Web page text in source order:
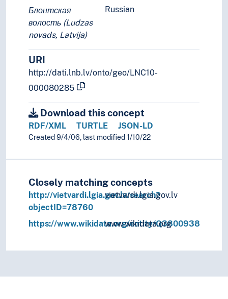
Russian
Блонтская
волость (Ludzas
novads, Latvija)
URI
http://dati.lnb.lv/onto/geo/LNC10-
000080285
Download this concept
RDF/XML TURTLE JSON-LD
Created 9/4/06, last modified 1/10/22
Closely matching concepts
http://vietvardi.lgia.gov.lv/search?
objectID=78760
vietvardi.lgia.gov.lv
https://www.wikidata.org/entity/Q3800938
www.wikidata.org